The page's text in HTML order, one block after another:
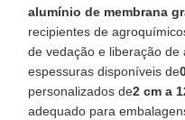
alumínio de membrana
recipientes de
de vedação e liberação de
espessuras disponíveis de
personalizados de2 cm a
adequado para